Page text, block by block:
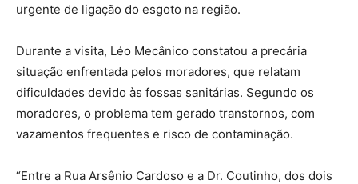
urgente de ligação do esgoto na região.
Durante a visita, Léo Mecânico constatou a precária
situação enfrentada pelos moradores, que relatam
dificuldades devido às fossas sanitárias. Segundo os
moradores, o problema tem gerado transtornos, com
vazamentos frequentes e risco de contaminação.
“Entre a Rua Arsênio Cardoso e a Dr. Coutinho, dos dois